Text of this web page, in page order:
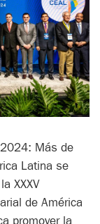
Más de
Latina se
XXXV
de América
promover la